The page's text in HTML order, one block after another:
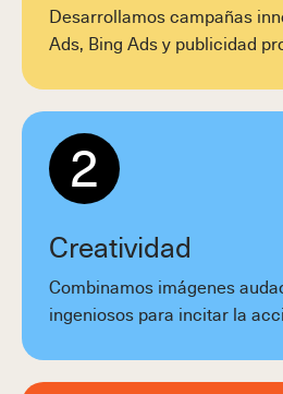
Desarrollamos campañas
Ads, Bing Ads y publicidad
2
Creatividad
Combinamos imágenes
ingeniosos para incitar la